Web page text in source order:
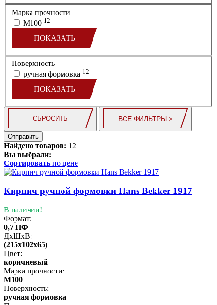
Марка прочности
М100 12
ПОКАЗАТЬ
Поверхность
ручная формовка 12
ПОКАЗАТЬ
СБРОСИТЬ ВСЕ ФИЛЬТРЫ >
Отправить
Найдено товаров: 12
Вы выбрали:
Сортировать по цене
Кирпич ручной формовки Hans Bekker 1917
В наличии!
Формат:
0,7 НФ
ДхШхВ:
(215x102x65)
Цвет:
коричневый
Марка прочности:
М100
Поверхность:
ручная формовка